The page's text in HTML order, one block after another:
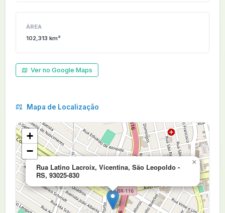
ÁREA
102,313 km²
Ver no Google Maps
Mapa de Localização
Rua Latino Lacroix, Vicentina, São Leopoldo -
RS, 93025-830
×
+
−